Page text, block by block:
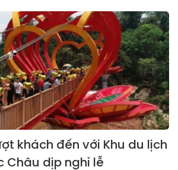
khách đến với Khu du lịch
Châu dịp nghỉ lễ